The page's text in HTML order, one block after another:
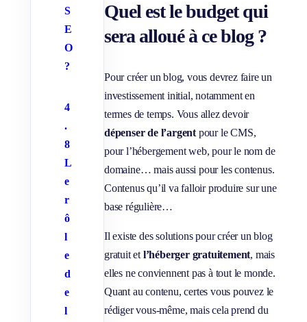
S
E
O
?
4
.
8
L
e
r
ô
l
e
d
e
l
Quel est le budget qui
sera alloué à ce blog ?
Pour créer un blog, vous devrez faire un
investissement initial, notamment en
termes de temps. Vous allez devoir
dépenser de l’argentpour le CMS,
pour l’hébergement web, pour le nom de
domaine… mais aussi pour les contenus.
Contenus qu’il va falloir produire sur une
base régulière…
Il existe des solutions pour créer un blog
gratuit et l’héberger gratuitement, mais
elles ne conviennent pas à tout le monde.
Quant au contenu, certes vous pouvez le
rédiger vous-même, mais cela prend du